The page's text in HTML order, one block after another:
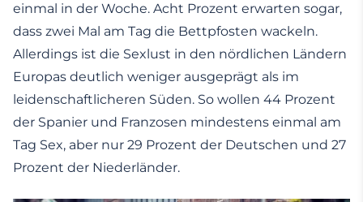
einmal in der Woche. Acht Prozent erwarten sogar,
dass zwei Mal am Tag die Bettpfosten wackeln.
Allerdings ist die Sexlust in den nördlichen Ländern
Europas deutlich weniger ausgeprägt als im
leidenschaftlicheren Süden. So wollen 44 Prozent
der Spanier und Franzosen mindestens einmal am
Tag Sex, aber nur 29 Prozent der Deutschen und 27
Prozent der Niederländer.